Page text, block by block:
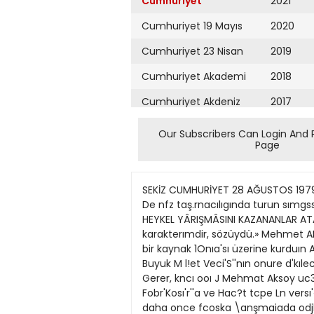
Cumhuriyet 19 Mayıs
Cumhuriyet 23 Nisan
Cumhuriyet Akademi
Cumhuriyet Akdeniz
Cumhuriyet Alışveriş
Cumhuriyet Ankara
Cumhuriyet Büyük
Taaruz
Cumhuriyet
Cumartesi
Cumhuriyet Çevre
2020
2019
2018
2017
2016
2015
2013
2012
2011
2010
2009
Our Subscribers Can Login And
Page
SEKİZ CUMHURİYET 28 AĞUSTOS 1979 ( BULMACA SOLDAN 3AĞA: 1 Atcturk'un, kurîulus savosı yıı orınick' anıhşı. 2 Za,er Yo netıcı, emreden 3 De nfz taş.rnacılıgında turun sımgssı Eski uygarlıkîardcn 4 8 ra cfipımınoa kul'cnılon madde Turk paası o' CUSÜ 5 Ada e 6 Te r ATATÜRK HEYKEL YÂRIŞMÂSINI KAZANANLAR ATATÜRK'Ü ANLATTHAR 123456789 Hüseyin GEZER: «Çıkış noktam Atatürk'ün. özgürlük ve bağımsızhk karakterımdir, sözüydü.» Mehmet AKSOY: «Mustafa Kemal'i Atatürk yapan sey neydi. Kurtuluş Savasınm önderi olması.» Şadi ÇALIK: «Anıtı bir kaynak 1Onıa'sı üzerine kurduın Amacım buydu. Autürk bir kaynaktır.» Doğan HIZLAN AictOrk'un 10O doğUTi yı!do numiınde Turkıye Buyuk M l!et Veci'S''nın onure d'kılec»l< A tctırk an,t hgvt.elt'j vorıçno so rfjçıvın dahıa nnce yayınlo 'Prt'ık YarışTndo b'r rcı 03ü In Huseyîn Gerer, kncı ooı J Mehmat Aksoy uc3rcJuğu d9 Şadı Calık kozanmışt. Hıı=c n Gezer. do^o önc a de Antclvo'da Kcobrk Derr r Ç~.k Fobr'Kosı'r''a ve Hac?t tcpe Ln versı'eSt Beytepe KomPLSıTnde yaptıoı Ataturk am'lorıyıo tonırnrs bır yoTucurfuzdur Mehniet Aksov ıse daha once fcoska \anşmaiada odjl ycanıııs çenc bır vortucu (JCfT~ıı Ö^K'U ko7ciQi Sad CnI k dc Ataiurk ne/kelleı ve dığsr taşor.h caiışmalar yia b ırıvoro'u Bı.r uc sanatcımızo da odul kazonoi onıt ycntu'arı uzerıne soru ar voneltt k • Soyın Huseyln Gszer, Ataturk'un 100 Tiyatro Evreninden Hüseyin Gezer ri"' V Cdj'j> "csı >i Vu* »azasında ta"Nnı soptayamaci'ğ m D r tarıhte rfogrr^şun Nufus tezke'emds^ı 1920 dogufi tor h rn doçru osg l 15^4 ts Istanf'u. Dev et Guzçı Saiatlor Akaoem sıh ne aıra •v 1948 de eyel bOt.njnj tOTcmlodırn sı eik n. 7 Akıl'ı o maK cnlamına fııl. 8 Şı< fj' V'"nlı an arıına sozcuk. 9 Tersı ınce a,rm an'a rrTıa bı es V sc?ck YUKARIDAN AŞAĞIYA: 1 ETipen/al st sa dın vı defetme 2 Bo/urccn omuzlara sarkıtılarak ku>lanılan r.jrk g'/ım eşyası B leç Tiind9iı hıdrcen yerıne mac'en alorak tuz o uştLrobı'en b.ieş k 3 Tsrs1, Kurtuluş Sa\aşırrızaa etkın oian derneğın K • sa'tılmışı Amacıcr cn o mıno esk oı'den sozcuk (CoğjD. 4 Aî! n n s rpgesı llet'ştTi sısten'er.nden Başıno bır harf getınlo'ığınae îers: Isv ore nıo kentlennden. 6 O<sıde olrrak 7 Ters. nesneyı kuvve'h bçmda tutma Te'sı proienm öge'erınd«n bırın"i tıptc'l siTges 8 Dıze Te'sı boyunj so^uk'on korj moı< c n k.icnıiar g 9 CoğalaT Is m DVNKÜ BULMACANIN COZUMU SOLDAN SAĞA: 1 Agcrafobı 2 Pe r:îon ı 3 Aztek Sol 4 Am k. 6 l'aneî Ek. 7 Somüruipn S İta E ele 9 Tok Kes YUKARIDAN